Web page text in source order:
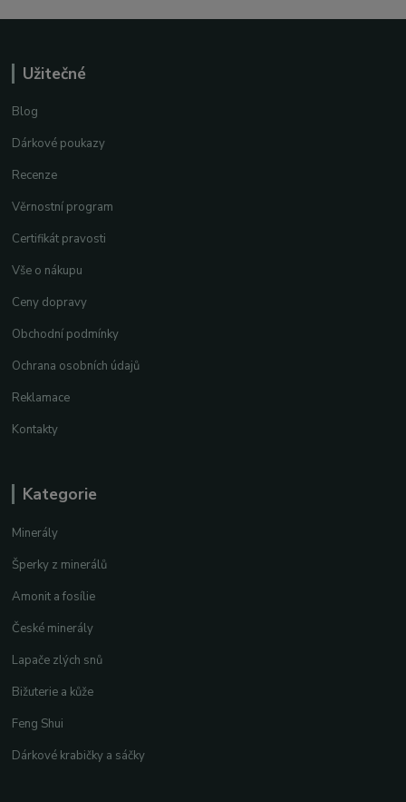
Užitečné
Blog
Dárkové poukazy
Recenze
Věrnostní program
Certifikát pravosti
Vše o nákupu
Ceny dopravy
Obchodní podmínky
Ochrana osobních údajů
Reklamace
Kontakty
Kategorie
Minerály
Šperky z minerálů
Amonit a fosílie
České minerály
Lapače zlých snů
Bižuterie a kůže
Feng Shui
Dárkové krabičky a sáčky